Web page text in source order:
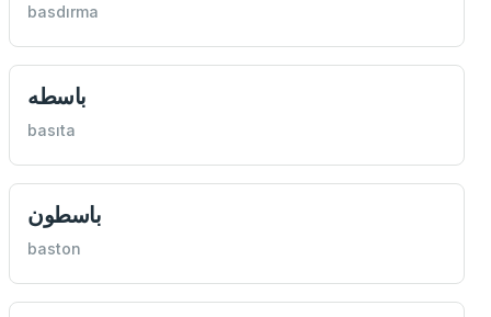
basdırma
باسطه
basıta
باسطون
baston